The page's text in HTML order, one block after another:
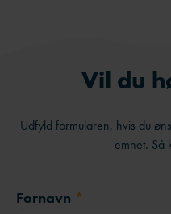
Vil du
Udfyld formularen, hvis du
emnet. Så
Fornavn *